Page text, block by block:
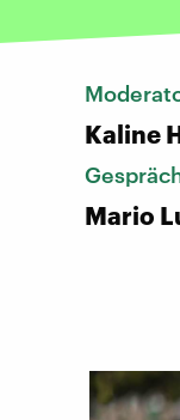
Kaline
Mario